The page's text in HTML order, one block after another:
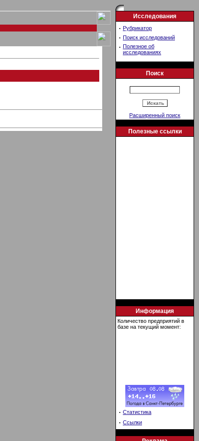
Исследования
· Рубрикатор
· Поиск исследований
· Полезное об
исследованиях
Поиск
Расширенный поиск
Полезные ссылки
Информация
Количество предприятий в
базе на текущий момент:
· Статистика
· Ссылки